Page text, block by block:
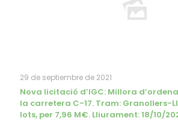
29 de septiembre de 2021
Nova licitació d’IGC: Millora
la carretera C-17. Tram: Granollers-
lots, per 7,96 M€. Lliurament: 18/10/